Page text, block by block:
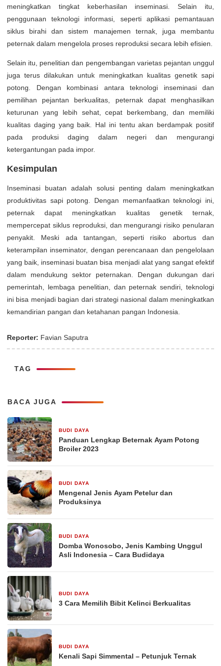
meningkatkan tingkat keberhasilan inseminasi. Selain itu,
penggunaan teknologi informasi, seperti aplikasi pemantauan
siklus birahi dan sistem manajemen ternak, juga membantu
peternak dalam mengelola proses reproduksi secara lebih efisien.
Selain itu, penelitian dan pengembangan varietas pejantan unggul
juga terus dilakukan untuk meningkatkan kualitas genetik sapi
potong. Dengan kombinasi antara teknologi inseminasi dan
pemilihan pejantan berkualitas, peternak dapat menghasilkan
keturunan yang lebih sehat, cepat berkembang, dan memiliki
kualitas daging yang baik. Hal ini tentu akan berdampak positif
pada produksi daging dalam negeri dan mengurangi
ketergantungan pada impor.
Kesimpulan
Inseminasi buatan adalah solusi penting dalam meningkatkan
produktivitas sapi potong. Dengan memanfaatkan teknologi ini,
peternak dapat meningkatkan kualitas genetik ternak,
mempercepat siklus reproduksi, dan mengurangi risiko penularan
penyakit. Meski ada tantangan, seperti risiko abortus dan
keterampilan inseminator, dengan perencanaan dan pengelolaan
yang baik, inseminasi buatan bisa menjadi alat yang sangat efektif
dalam mendukung sektor peternakan. Dengan dukungan dari
pemerintah, lembaga penelitian, dan peternak sendiri, teknologi
ini bisa menjadi bagian dari strategi nasional dalam meningkatkan
kemandirian pangan dan ketahanan pangan Indonesia.
Reporter: Favian Saputra
TAG
BACA JUGA
BUDI DAYA
Panduan Lengkap Beternak Ayam Potong
Broiler 2023
BUDI DAYA
Mengenal Jenis Ayam Petelur dan
Produksinya
BUDI DAYA
Domba Wonosobo, Jenis Kambing Unggul
Asli Indonesia – Cara Budidaya
BUDI DAYA
3 Cara Memilih Bibit Kelinci Berkualitas
BUDI DAYA
Kenali Sapi Simmental – Petunjuk Ternak